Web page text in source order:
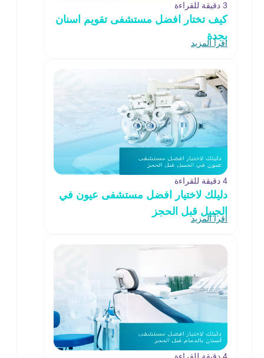
3 دقيقة للقراءة
كيف تختار افضل مستشفى تقويم اسنان
بجدة
اقرأ المزيد
4 دقيقة للقراءة
دليلك لاختيار افضل مستشفى عيون في
الجبيل قبل الحجز
اقرأ المزيد